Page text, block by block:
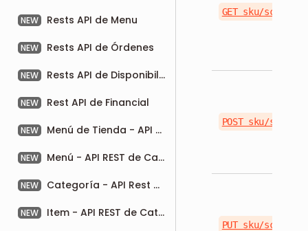
NEW Rests API de Menu
NEW Rests API de Órdenes
NEW Rests API de Disponibilidad
NEW Rest API de Financial
NEW Menú de Tienda - API REST de Catálogo
NEW Menú - API REST de Catálogo
NEW Categoría - API Rest de Catálogo
NEW Item - API REST de Catálogo
GET sku/
POST sku/
PUT sku/